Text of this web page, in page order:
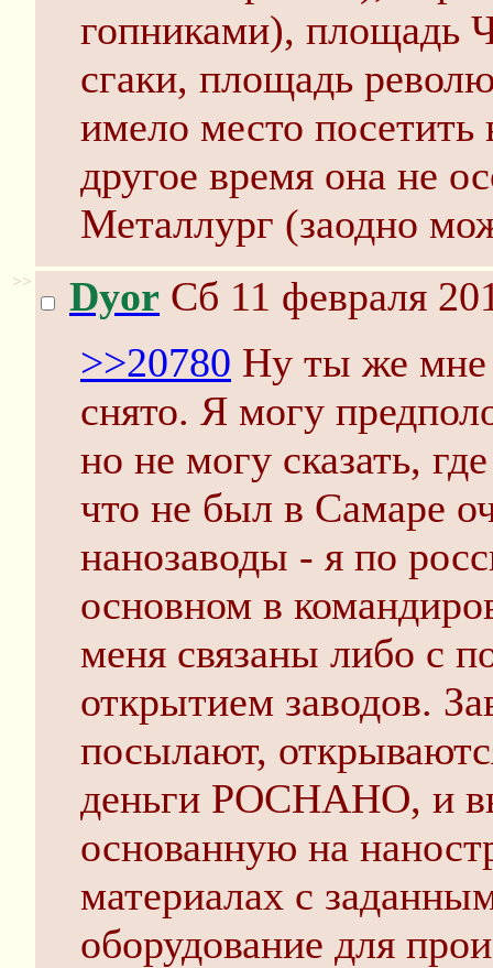
гопниками), площадь
сгаки, площадь
имело место посетить
другое время она не
Металлург (заодно
>> Dyor Сб 11 февраля
>>20780 Ну ты же мне
снято. Я могу
но не могу сказать,
что не был в Самаре
нанозаводы - я по
основном в
меня связаны либо с
открытием заводов.
посылают,
деньги РОСНАНО, и
основанную на
материалах с
оборудование для